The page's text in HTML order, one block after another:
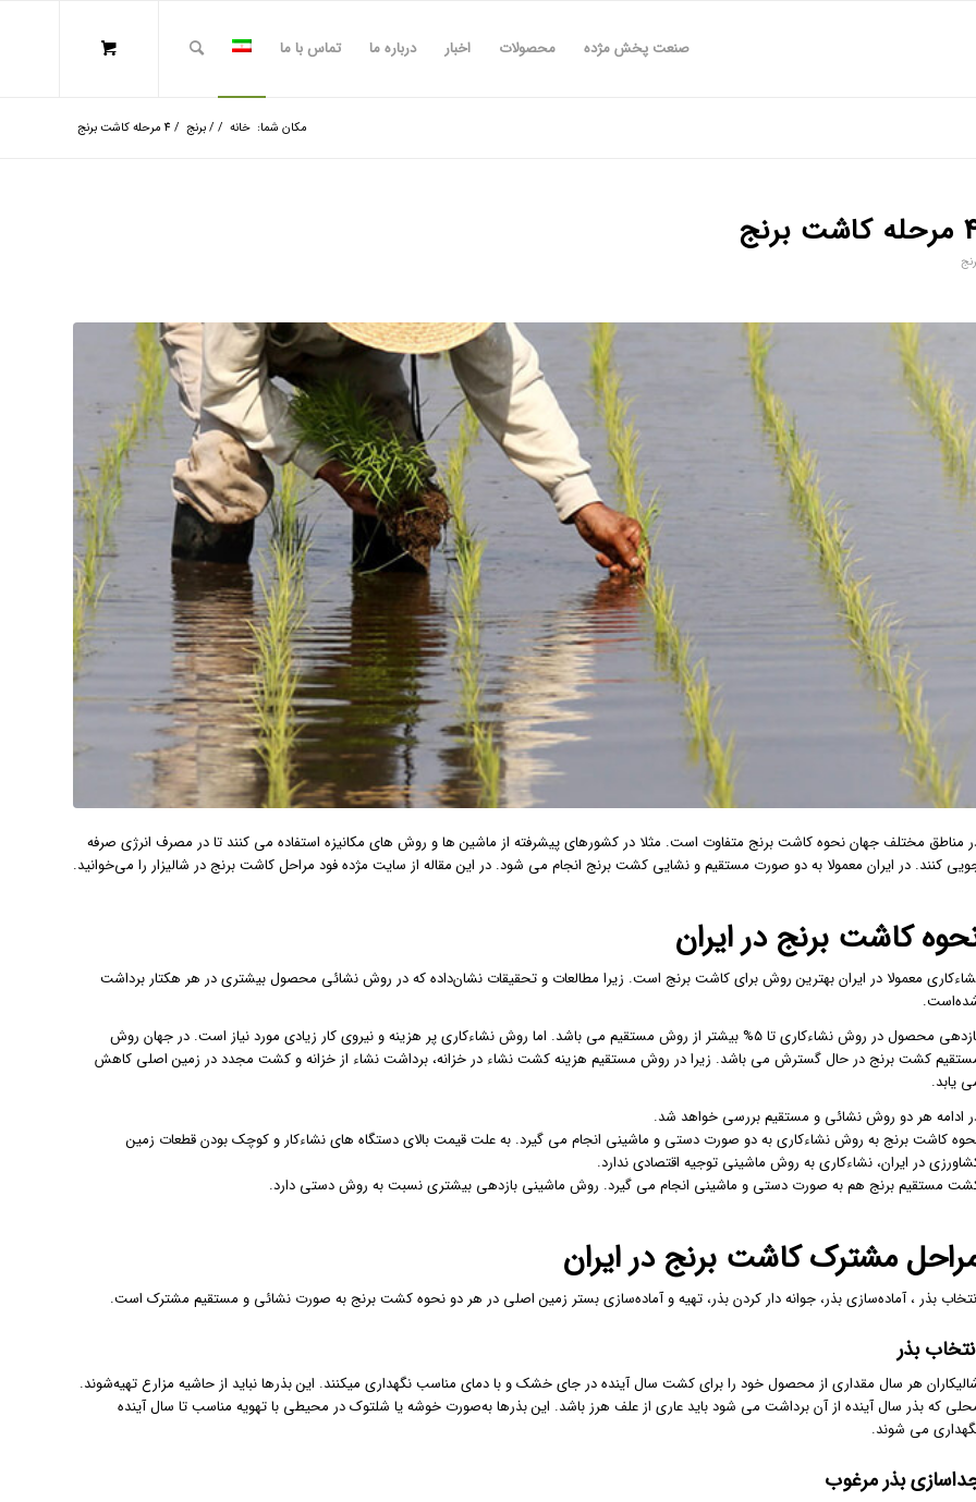
صنعت پخش مژده محصولات اخبار درباره ما تماس با ما
مکان شما: خانه /
/برنج / 4 مرحله کاشت برنج
برنج
مناطق مختلف جهان نحوه کاشت برنج متفاوت است. مثلا در کشورهای پیشرفته از ماشین ها و روش های مکانیزه استفاده می کنند تا در مصرف انرژی صرفه
کنند. در ایران معمولا به دو صورت مستقیم و نشایی کشت برنج انجام می شود. در این مقاله از سایت مژده فود مراحل کاشت برنج در شالیزار را می‌خوانید.
کاشت برنج در ایران
معمولا در ایران بهترین روش برای کاشت برنج است. زیرا مطالعات و تحقیقات نشان‌داده که در روش نشائی محصول بیشتری در هر هکتار برداشت
بازدهی محصول در روش نشاءکاری تا 5% بیشتر از روش مستقیم می باشد. اما روش نشاءکاری پر هزینه و نیروی کار زیادی مورد نیاز است. در جهان روش
کشت برنج در حال گسترش می باشد. زیرا در روش مستقیم هزینه کشت نشاء در خزانه، برداشت نشاء از خزانه و کشت مجدد در زمین اصلی کاهش
یابد.
ادامه هر دو روش نشائی و مستقیم بررسی خواهد شد.
کاشت برنج به روش نشاءکاری به دو صورت دستی و ماشینی انجام می گیرد. به علت قیمت بالای دستگاه های نشاءکار و کوچک بودن قطعات زمین
در ایران، نشاءکاری به روش ماشینی توجیه اقتصادی ندارد.
مستقیم برنج هم به صورت دستی و ماشینی انجام می گیرد. روش ماشینی بازدهی بیشتری نسبت به روش دستی دارد.
مشترک کاشت برنج در ایران
بذر ، آماده‌سازی بذر، جوانه دار کردن بذر، تهیه و آماده‌سازی بستر زمین اصلی در هر دو نحوه کشت برنج به صورت نشائی و مستقیم مشترک است.
بذر
هر سال مقداری از محصول خود را برای کشت سال آینده در جای خشک و با دمای مناسب نگهداری میکنند. این بذرها نباید از حاشیه مزارع تهیه‌شوند.
که بذر سال آینده از آن برداشت می شود باید عاری از علف هرز باشد. این بذرها به‌صورت خوشه یا شلتوک در محیطی با تهویه مناسب تا سال آینده
می شوند.
بذر مرغوب